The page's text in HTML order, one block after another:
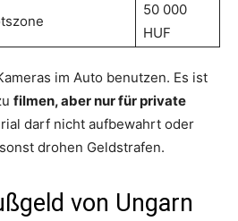
50 000
HUF
im Auto benutzen. Es ist
filmen, aber nur für private
darf nicht aufbewahrt oder
drohen Geldstrafen.
von Ungarn